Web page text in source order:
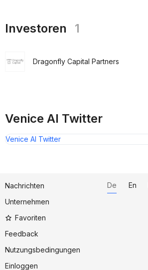
Investoren 1
Dragonfly Capital Partners
Venice AI Twitter
Venice AI Twitter
Nachrichten
Unternehmen
Favoriten
Feedback
Nutzungsbedingungen
Einloggen
De En